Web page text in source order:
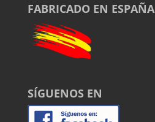
FABRICADO EN ESPAÑA
SÍGUENOS EN